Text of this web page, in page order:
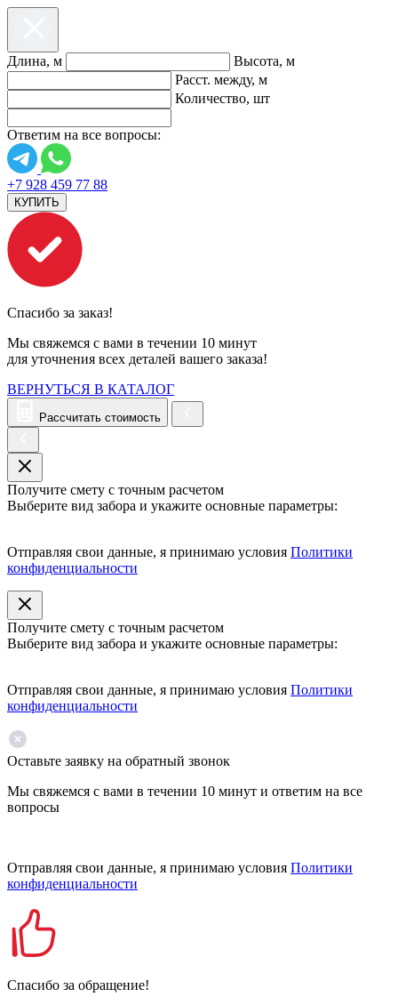
Длина, м
Высота, м
Расст. между, м
Количество, шт
Ответим на все вопросы:
+7 928 459 77 88
КУПИТЬ
Спасибо за заказ!
Мы свяжемся с вами в течении 10 минут
для уточнения всех деталей вашего заказа!
ВЕРНУТЬСЯ В КАТАЛОГ
Рассчитать стоимость
Получите смету с точным расчетом
Выберите вид забора и укажите основные параметры:
Отправляя свои данные, я принимаю условия Политики
конфиденциальности
Получите смету с точным расчетом
Выберите вид забора и укажите основные параметры:
Отправляя свои данные, я принимаю условия Политики
конфиденциальности
Оставьте заявку на обратный звонок
Мы свяжемся с вами в течении 10 минут и ответим на все
вопросы
Отправляя свои данные, я принимаю условия Политики
конфиденциальности
Спасибо за обращение!